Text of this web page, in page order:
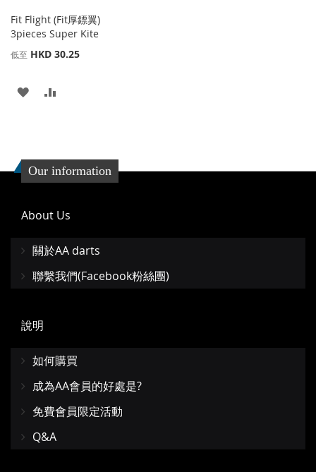
Fit Flight (Fit厚鏢翼)
3pieces Super Kite
低至 HKD 30.25
添
收
夾
比
Our information
About Us
關於AA darts
聯繫我們(Facebook粉絲團)
說明
如何購買
成為AA會員的好處是?
免費會員限定活動
Q&A